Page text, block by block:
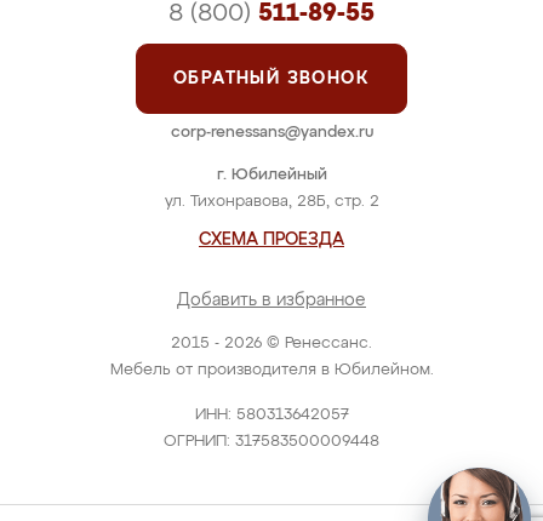
2015 - 2026 © Ренессанс.
Мебель от производителя в Юбилейном.
ИНН: 580313642057
ОГРНИП: 317583500009448
г. Юбилейный
ул. Тихонравова, 28Б, стр. 2
СХЕМА ПРОЕЗДА
Добавить в избранное
8 (800) 511-89-55
ОБРАТНЫЙ ЗВОНОК
corp-renessans@yandex.ru